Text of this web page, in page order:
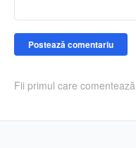
Postează comentariu
Fii primul care